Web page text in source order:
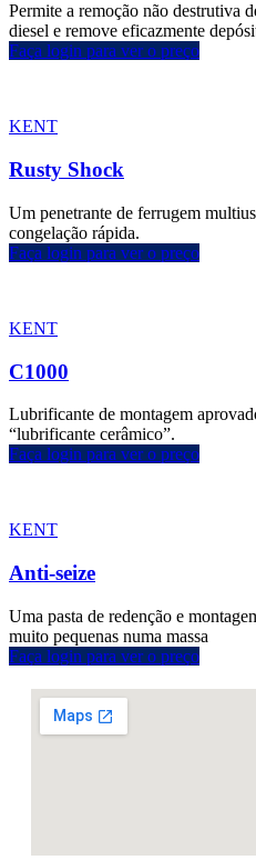
Permite a remoção não destrutiva
diesel e remove eficazmente
Faça login para ver o preço
KENT
Rusty Shock
Um penetrante de ferrugem
congelação rápida.
Faça login para ver o preço
KENT
C1000
Lubrificante de montagem
“lubrificante cerâmico”.
Faça login para ver o preço
KENT
Anti-seize
Uma pasta de redenção e
muito pequenas numa massa
Faça login para ver o preço